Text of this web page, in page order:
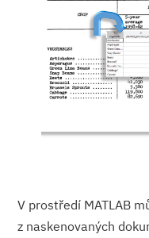
V prostředí MATLAB
z naskenovaných